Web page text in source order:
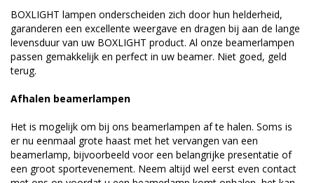
BOXLIGHT lampen onderscheiden zich door hun helderheid,
garanderen een excellente weergave en dragen bij aan de lange
levensduur van uw BOXLIGHT product. Al onze beamerlampen
passen gemakkelijk en perfect in uw beamer. Niet goed, geld
terug.
Afhalen beamerlampen
Het is mogelijk om bij ons beamerlampen af te halen. Soms is
er nu eenmaal grote haast met het vervangen van een
beamerlamp, bijvoorbeeld voor een belangrijke presentatie of
een groot sportevenement. Neem altijd wel eerst even contact